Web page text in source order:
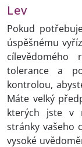
Lev
Pokud
úspěšnému
tolerance a
kontrolou,
Máte velký
kterých jste v
stránky vašeho
vysoké